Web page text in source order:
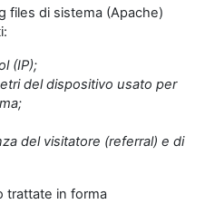
files di sistema (Apache)
(IP);
del dispositivo usato per
del visitatore (referral) e di
trattate in forma